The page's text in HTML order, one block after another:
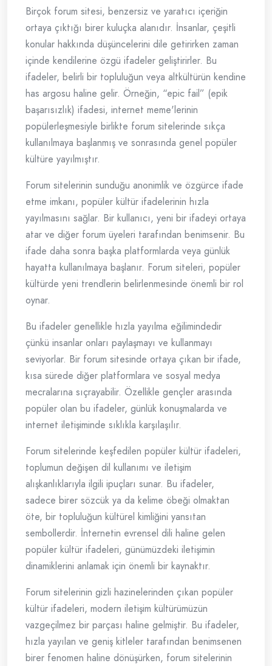
Birçok forum sitesi, benzersiz ve yaratıcı içeriğin
ortaya çıktığı birer kuluçka alanıdır. İnsanlar, çeşitli
konular hakkında düşüncelerini dile getirirken zaman
içinde kendilerine özgü ifadeler geliştirirler. Bu
ifadeler, belirli bir topluluğun veya altkültürün kendine
has argosu haline gelir. Örneğin, “epic fail” (epik
başarısızlık) ifadesi, internet meme'lerinin
popülerleşmesiyle birlikte forum sitelerinde sıkça
kullanılmaya başlanmış ve sonrasında genel popüler
kültüre yayılmıştır.
Forum sitelerinin sunduğu anonimlik ve özgürce ifade
etme imkanı, popüler kültür ifadelerinin hızla
yayılmasını sağlar. Bir kullanıcı, yeni bir ifadeyi ortaya
atar ve diğer forum üyeleri tarafından benimsenir. Bu
ifade daha sonra başka platformlarda veya günlük
hayatta kullanılmaya başlanır. Forum siteleri, popüler
kültürde yeni trendlerin belirlenmesinde önemli bir rol
oynar.
Bu ifadeler genellikle hızla yayılma eğilimindedir
çünkü insanlar onları paylaşmayı ve kullanmayı
seviyorlar. Bir forum sitesinde ortaya çıkan bir ifade,
kısa sürede diğer platformlara ve sosyal medya
mecralarına sıçrayabilir. Özellikle gençler arasında
popüler olan bu ifadeler, günlük konuşmalarda ve
internet iletişiminde sıklıkla karşılaşılır.
Forum sitelerinde keşfedilen popüler kültür ifadeleri,
toplumun değişen dil kullanımı ve iletişim
alışkanlıklarıyla ilgili ipuçları sunar. Bu ifadeler,
sadece birer sözcük ya da kelime öbeği olmaktan
öte, bir topluluğun kültürel kimliğini yansıtan
sembollerdir. İnternetin evrensel dili haline gelen
popüler kültür ifadeleri, günümüzdeki iletişimin
dinamiklerini anlamak için önemli bir kaynaktır.
Forum sitelerinin gizli hazinelerinden çıkan popüler
kültür ifadeleri, modern iletişim kültürümüzün
vazgeçilmez bir parçası haline gelmiştir. Bu ifadeler,
hızla yayılan ve geniş kitleler tarafından benimsenen
birer fenomen haline dönüşürken, forum sitelerinin